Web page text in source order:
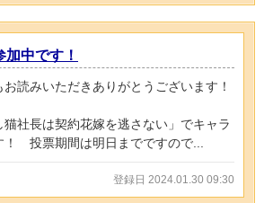
中です！
読みいただきありがとうございます！
社長は契約花嫁を逃さない」でキャラ
！ 投票期間は明日までですので...
登録日 2024.01.30 09:30